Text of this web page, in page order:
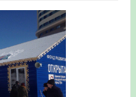
мониторинга
части России»
— 11-20 мая 2026
постоянных маршрутах